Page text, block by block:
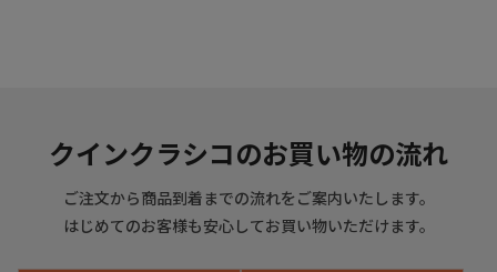
クインクラシコのお買い物の流れ
ご注文から商品到着までの流れをご案内いたします。
はじめてのお客様も安心してお買い物いただけます。